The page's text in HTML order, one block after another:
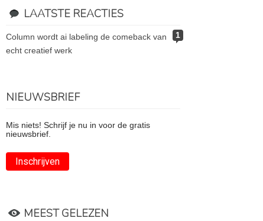
LAATSTE REACTIES
1
column wordt ai labeling de comeback van
echt creatief werk
NIEUWSBRIEF
Mis niets! Schrijf je nu in voor de gratis
nieuwsbrief.
Inschrijven
MEEST GELEZEN